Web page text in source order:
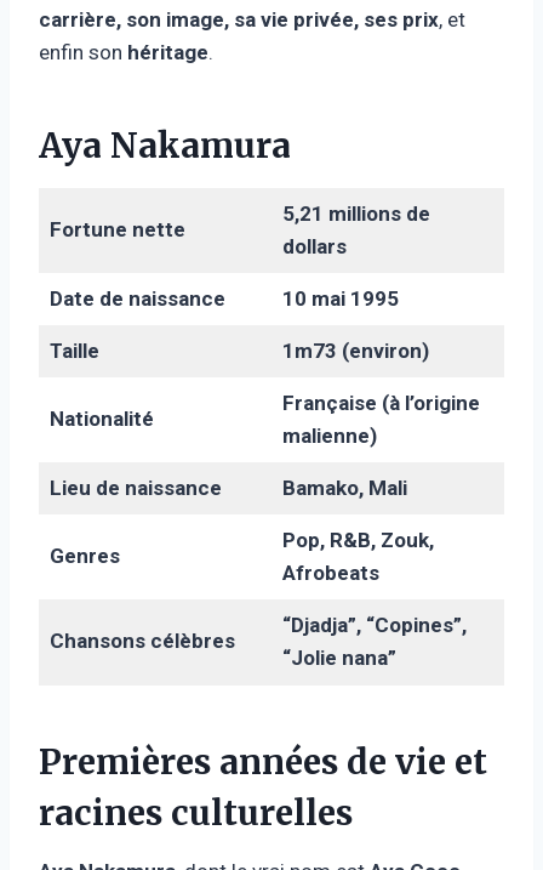
carrière, son image, sa vie privée, ses prix, et
enfin son héritage.
Aya Nakamura
Fortune nette
5,21 millions de
dollars
Date de naissance 10 mai 1995
Taille 1m73 (environ)
Nationalité
Française (à l’origine
malienne)
Lieu de naissance Bamako, Mali
Genres
Pop, R&B, Zouk,
Afrobeats
Chansons célèbres
“Djadja”, “Copines”,
“Jolie nana”
Premières années de vie et
racines culturelles